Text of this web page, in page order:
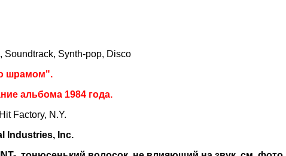
Soundtrack, Synth-pop, Disco
шрамом".
альбома 1984 года.
Factory, N.Y.
Industries, Inc.